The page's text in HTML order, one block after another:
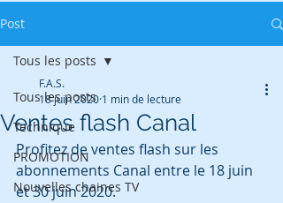
Post
Tous les posts
Technique
PROMOTION
Nouvelles chaines TV
Tous les posts
Ventes flash Canal
F.A.S.
18 juin 2020 1 min de lecture
Profitez de ventes flash sur les
abonnements Canal entre le 18 juin
et 30 juin 2020.